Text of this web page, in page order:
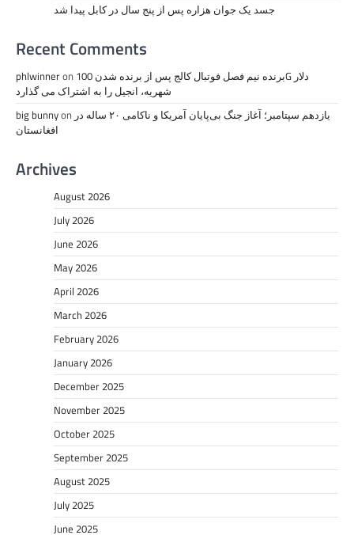
جسد یک جوان هزاره پس از پنج سال در کابل پیدا شد
Recent Comments
phlwinneron برنده نیم فصل فوتبال کالج پس از برنده شدن 100G دلار
شهریه، انجیل را به اشتراک می گذارد
big bunnyon یازدهم سپتامبر؛ آغاز جنگ بی‌پایان آمریکا و ناکامی ۲۰ ساله در
افغانستان
Archives
August 2026
July 2026
June 2026
May 2026
April 2026
March 2026
February 2026
January 2026
December 2025
November 2025
October 2025
September 2025
August 2025
July 2025
June 2025